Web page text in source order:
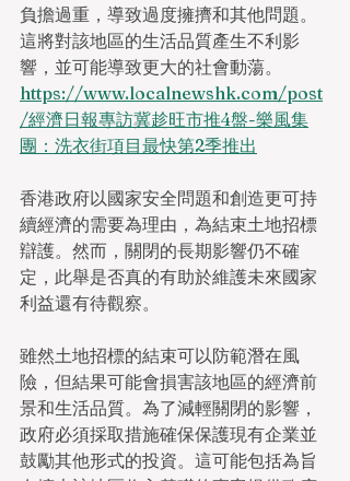
負擔過重，導致過度擁擠和其他問題。
這將對該地區的生活品質產生不利影
響，並可能導致更大的社會動蕩。
https://www.localnewshk.com/post
/經濟日報專訪冀趁旺市推4盤-樂風集
團：洗衣街項目最快第2季推出
香港政府以國家安全問題和創造更可持
續經濟的需要為理由，為結束土地招標
辯護。然而，關閉的長期影響仍不確
定，此舉是否真的有助於維護未來國家
利益還有待觀察。
雖然土地招標的結束可以防範潛在風
險，但結果可能會損害該地區的經濟前
景和生活品質。為了減輕關閉的影響，
政府必須採取措施確保保護現有企業並
鼓勵其他形式的投資。這可能包括為旨